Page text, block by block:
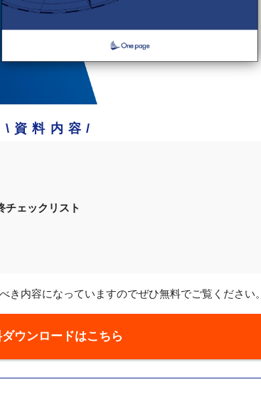
資料内容
チェックリスト
き内容になっていますのでぜひ無料でご覧ください。
ウンロードはこちら